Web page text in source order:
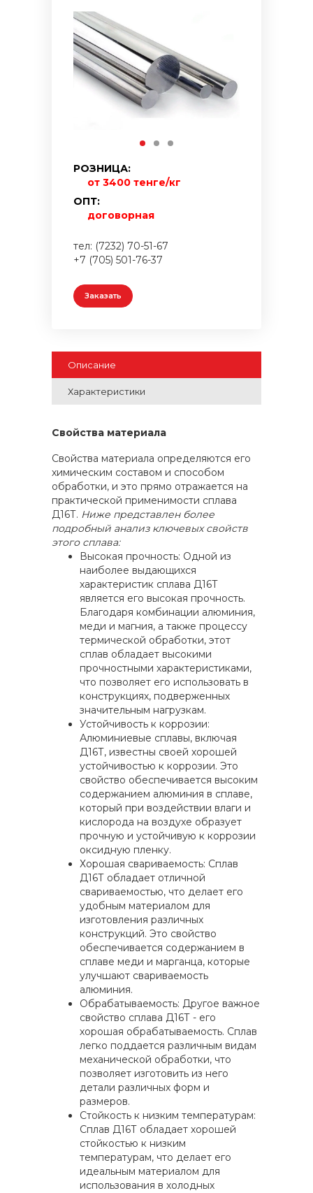
РОЗНИЦА:
от 3400 тенге/кг
ОПТ:
договорная
тел: (7232) 70-51-67
+7 (705) 501-76-37
Заказать
Описание
Характеристики
Свойства материала
Свойства материала определяются его
химическим составом и способом
обработки, и это прямо отражается на
практической применимости сплава
Д16Т. Ниже представлен более
подробный анализ ключевых свойств
этого сплава:
Высокая прочность: Одной из
наиболее выдающихся
характеристик сплава Д16Т
является его высокая прочность.
Благодаря комбинации алюминия,
меди и магния, а также процессу
термической обработки, этот
сплав обладает высокими
прочностными характеристиками,
что позволяет его использовать в
конструкциях, подверженных
значительным нагрузкам.
Устойчивость к коррозии:
Алюминиевые сплавы, включая
Д16Т, известны своей хорошей
устойчивостью к коррозии. Это
свойство обеспечивается высоким
содержанием алюминия в сплаве,
который при воздействии влаги и
кислорода на воздухе образует
прочную и устойчивую к коррозии
оксидную пленку.
Хорошая свариваемость: Сплав
Д16Т обладает отличной
свариваемостью, что делает его
удобным материалом для
изготовления различных
конструкций. Это свойство
обеспечивается содержанием в
сплаве меди и марганца, которые
улучшают свариваемость
алюминия.
Обрабатываемость: Другое важное
свойство сплава Д16Т - его
хорошая обрабатываемость. Сплав
легко поддается различным видам
механической обработки, что
позволяет изготовить из него
детали различных форм и
размеров.
Стойкость к низким температурам:
Сплав Д16Т обладает хорошей
стойкостью к низким
температурам, что делает его
идеальным материалом для
использования в холодных